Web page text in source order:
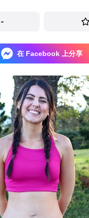
-
在 Facebook 上分享